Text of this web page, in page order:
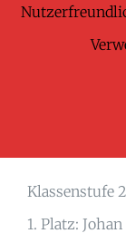
2. Platz:
3. Platz: Nele
4. Platz: Luk
6. Platz:
Klassenstufe
1. Platz: